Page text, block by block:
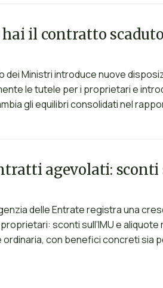
il contratto
dei Ministri introduce nuove
le tutele per i proprietari e
gli equilibri consolidati nel
agevolati:
delle Entrate registra una
sconti sull’IMU e
con benefici concreti sia